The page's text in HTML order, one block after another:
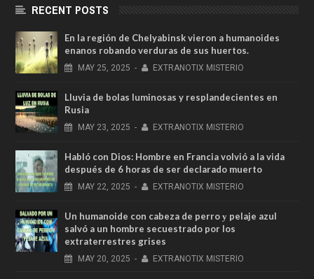
RECENT POSTS
En la región de Chelyabinsk vieron a humanoides
enanos robando verduras de sus huertos.
MAY 25, 2025 - EXTRANOTIX MISTERIO
Lluvia de bolas luminosas y resplandecientes en
Rusia
MAY 23, 2025 - EXTRANOTIX MISTERIO
Habló con Dios: Hombre en Francia volvió a la vida
después de 6 horas de ser declarado muerto
MAY 22, 2025 - EXTRANOTIX MISTERIO
Un humanoide con cabeza de perro у pelaje azul
salvó a un hombre secuestrado por los
extraterrestres grises
MAY 20, 2025 - EXTRANOTIX MISTERIO